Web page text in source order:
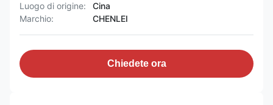
Luogo di origine:
Cina
Marchio:
CHENLEI
Chiedete ora